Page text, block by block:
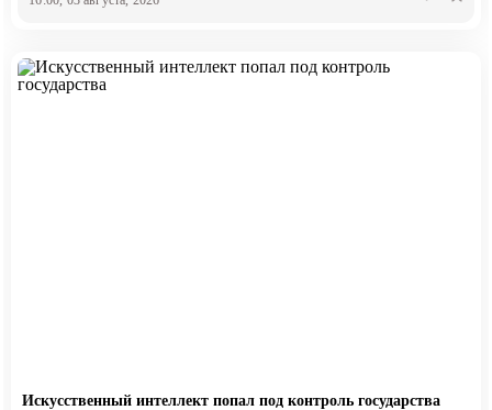
Искусственный интеллект попал под контроль государства